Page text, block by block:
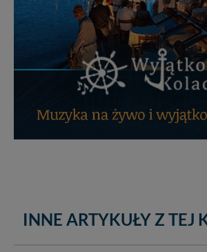
INNE ARTYKUŁY Z TEJ